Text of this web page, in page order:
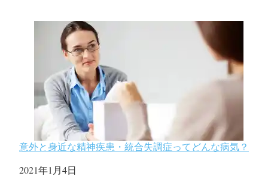
意外と身近な精神疾患・統合失調症ってどんな病気？
日付
2021年1月4日